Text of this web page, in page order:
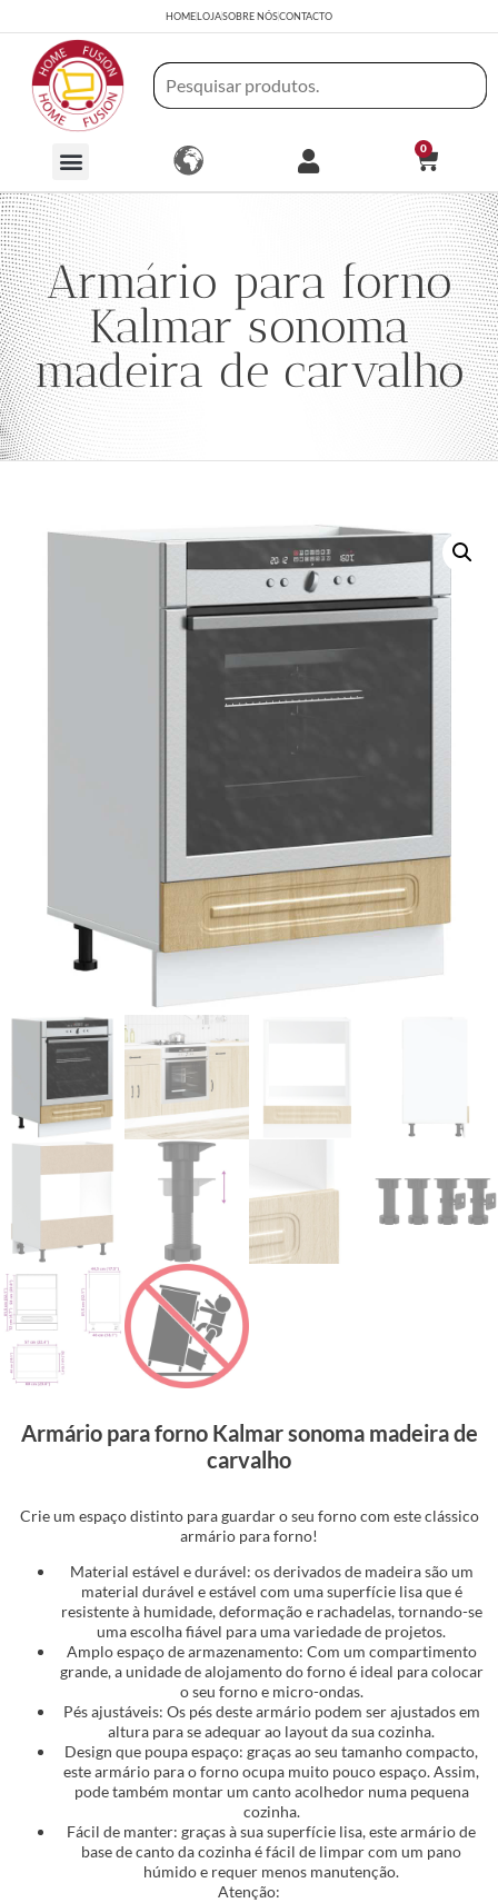
HOMELOJASOBRE NÓSCONTACTO
0
Armário para forno
Kalmar sonoma
madeira de carvalho
Armário para forno Kalmar sonoma madeira de
carvalho
Crie um espaço distinto para guardar o seu forno com este clássico
armário para forno!
Material estável e durável: os derivados de madeira são um
material durável e estável com uma superfície lisa que é
resistente à humidade, deformação e rachadelas, tornando-se
uma escolha fiável para uma variedade de projetos.
Amplo espaço de armazenamento: Com um compartimento
grande, a unidade de alojamento do forno é ideal para colocar
o seu forno e micro-ondas.
Pés ajustáveis: Os pés deste armário podem ser ajustados em
altura para se adequar ao layout da sua cozinha.
Design que poupa espaço: graças ao seu tamanho compacto,
este armário para o forno ocupa muito pouco espaço. Assim,
pode também montar um canto acolhedor numa pequena
cozinha.
Fácil de manter: graças à sua superfície lisa, este armário de
base de canto da cozinha é fácil de limpar com um pano
húmido e requer menos manutenção.
Atenção: